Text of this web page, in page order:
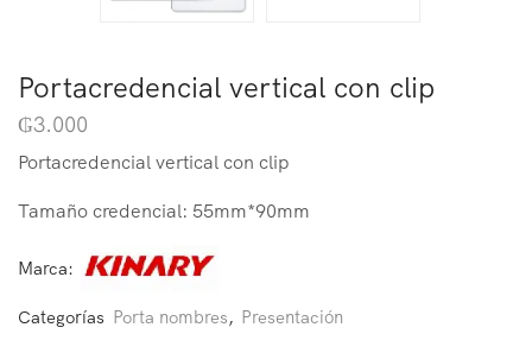
Portacredencial vertical con clip
₲3.000
Portacredencial vertical con clip
Tamaño credencial: 55mm*90mm
Marca:
Categorías Porta nombres, Presentación